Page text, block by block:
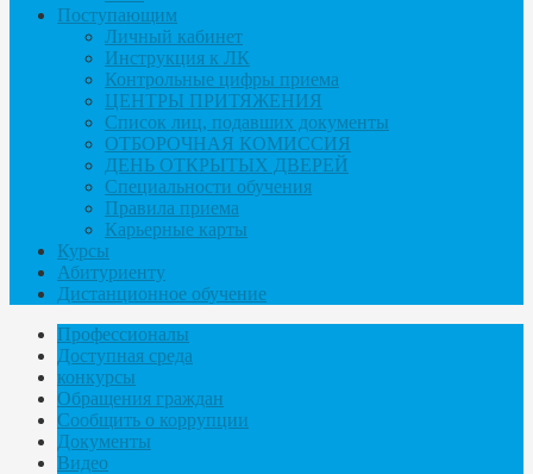
Поступающим
Личный кабинет
Инструкция к ЛК
Контрольные цифры приема
ЦЕНТРЫ ПРИТЯЖЕНИЯ
Список лиц, подавших документы
ОТБОРОЧНАЯ КОМИССИЯ
ДЕНЬ ОТКРЫТЫХ ДВЕРЕЙ
Специальности обучения
Правила приема
Карьерные карты
Курсы
Абитуриенту
Дистанционное обучение
Профессионалы
Доступная среда
конкурсы
Обращения граждан
Сообщить о коррупции
Документы
Видео